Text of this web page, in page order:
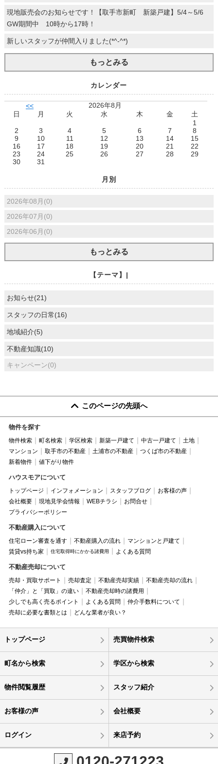
現地販売会のお知らせです！【取手市新町 新築戸建】5/4～5/6
GW期間中 10時から17時！
新しいスタッフが仲間入りました(*^-^*)
もっとみる
カレンダー
<<
2026年8月
日
月 火 水 木 金
土
1
2
3 4 5 6 7
8
9
10 11 12 13 14
15
16
17 18 19 20 21
22
23
24 25 26 27 28
29
30
31
月別
2026年08月(0)
2026年07月(0)
2026年06月(0)
もっとみる
【テーマ】|
お知らせ(21)
スタッフの日常(16)
地域紹介(5)
不動産知識(10)
キャンペーン(0)
このページの先頭へ
物件を探す
物件検索 町名検索 学区検索 新築一戸建て 中古一戸建て
土地
マンション
取手市の不動産 土浦市の不動産
つくば市の不動産
新着物件
値下がり物件
ハウスモアについて
トップページ インフォメーション スタッフブログ
お客様の声
会社概要
現地見学会情報 WEBチラシ
お問合せ
プライバシーポリシー
不動産購入について
住宅ローン審査を通す 不動産購入の流れ
マンションと戸建て
賃貸vs持ち家
住宅取得時にかかる諸費用 よくある質問
不動産売却について
売却・買取サポート 売却査定 不動産売却実績
不動産売却の流れ
「仲介」と「買取」の違い
不動産売却時の諸費用
少しでも高く売るポイント
よくある質問
仲介手数料について
売却に必要な書類とは
どんな業者が良い？
トップページ 売買物件検索
町名から検索 学区から検索
物件閲覧履歴 スタッフ紹介
お客様の声 会社概要
ログイン 来店予約